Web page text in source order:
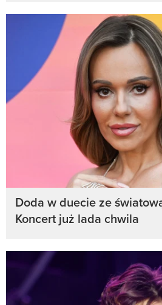
Doda w duecie ze
Koncert już lada chwila